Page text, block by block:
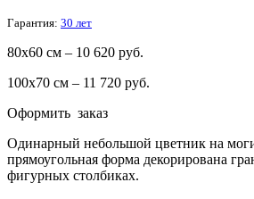
Гарантия: 30 лет
80х60 см – 10 620 руб.
100х70 см – 11 720 руб.
Оформить заказ
Одинарный небольшой цветник на
прямоугольная форма декорирована
фигурных столбиках.